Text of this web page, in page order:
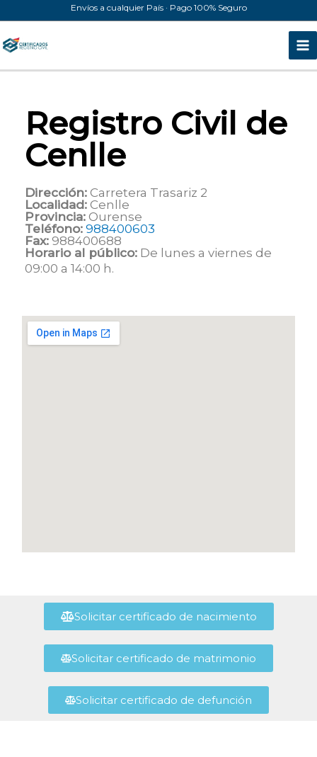
al
contenido
Envíos a cualquier País · Pago 100% Seguro
Registro Civil de
Cenlle
Dirección: Carretera Trasariz 2
Localidad: Cenlle
Provincia: Ourense
Teléfono: 988400603
Fax: 988400688
Horario al público: De lunes a viernes de
09:00 a 14:00 h.
Solicitar certificado de nacimiento
Solicitar certificado de matrimonio
Solicitar certificado de defunción